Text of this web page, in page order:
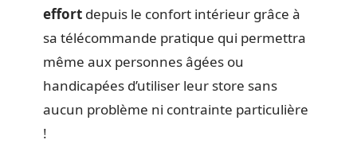
effort depuis le confort intérieur grâce à
sa télécommande pratique qui permettra
même aux personnes âgées ou
handicapées d’utiliser leur store sans
aucun problème ni contrainte particulière
!